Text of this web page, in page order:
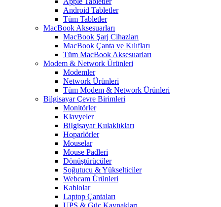
Android Tabletler
Tüm Tabletler
MacBook Aksesuarları
MacBook Şarj Cihazları
MacBook Çanta ve Kılıfları
Tüm MacBook Aksesuarları
Modem & Network Ürünleri
Modemler
Network Ürünleri
Tüm Modem & Network Ürünleri
Bilgisayar Çevre Birimleri
Monitörler
Klavyeler
BiIgisayar Kulaklıkları
Hoparlörler
Mouselar
Mouse Padleri
Dönüştürücüler
Soğutucu & Yükselticiler
Webcam Ürünleri
Kablolar
Laptop Çantaları
UPS & Güç Kaynakları